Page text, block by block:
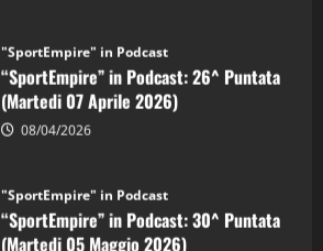
“SportEmpire” in Podcast: 26^ Puntata
(Martedi 07 Aprile 2026)
08/04/2026
“SportEmpire” in Podcast: 30^ Puntata
(Martedi 05 Maggio 2026)